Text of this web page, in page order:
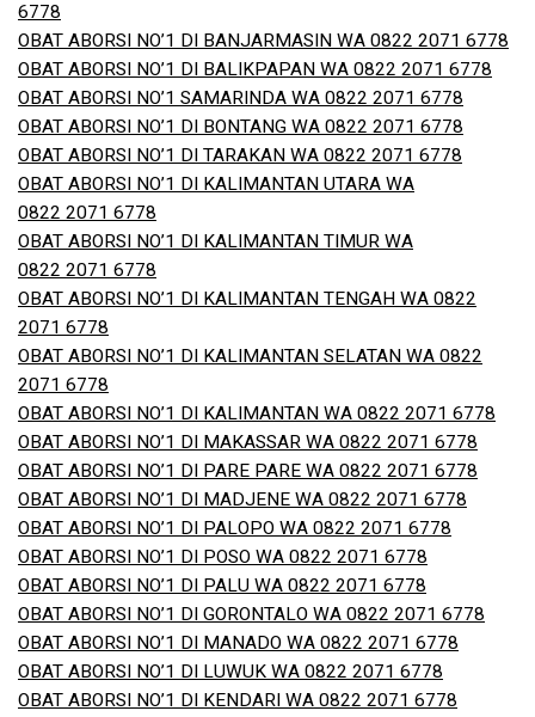
6778
OBAT ABORSI NO’1 DI BANJARMASIN WA 0822 2071 6778
OBAT ABORSI NO’1 DI BALIKPAPAN WA 0822 2071 6778
OBAT ABORSI NO’1 SAMARINDA WA 0822 2071 6778
OBAT ABORSI NO’1 DI BONTANG WA 0822 2071 6778
OBAT ABORSI NO’1 DI TARAKAN WA 0822 2071 6778
OBAT ABORSI NO’1 DI KALIMANTAN UTARA WA
0822 2071 6778
OBAT ABORSI NO’1 DI KALIMANTAN TIMUR WA
0822 2071 6778
OBAT ABORSI NO’1 DI KALIMANTAN TENGAH WA 0822
2071 6778
OBAT ABORSI NO’1 DI KALIMANTAN SELATAN WA 0822
2071 6778
OBAT ABORSI NO’1 DI KALIMANTAN WA 0822 2071 6778
OBAT ABORSI NO’1 DI MAKASSAR WA 0822 2071 6778
OBAT ABORSI NO’1 DI PARE PARE WA 0822 2071 6778
OBAT ABORSI NO’1 DI MADJENE WA 0822 2071 6778
OBAT ABORSI NO’1 DI PALOPO WA 0822 2071 6778
OBAT ABORSI NO’1 DI POSO WA 0822 2071 6778
OBAT ABORSI NO’1 DI PALU WA 0822 2071 6778
OBAT ABORSI NO’1 DI GORONTALO WA 0822 2071 6778
OBAT ABORSI NO’1 DI MANADO WA 0822 2071 6778
OBAT ABORSI NO’1 DI LUWUK WA 0822 2071 6778
OBAT ABORSI NO’1 DI KENDARI WA 0822 2071 6778